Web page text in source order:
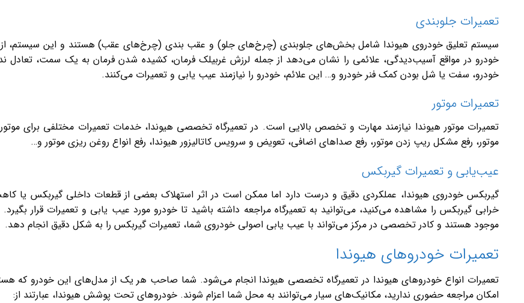
تعمیرات جلوبندی
سیستم تعلیق خودروی هیوندا شامل بخش‌های جلوبندی (چرخ‌های جلو) و عقب بندی (چرخ‌های عقب) هستند و این سیستم،
خودرو در مواقع آسیب‌دیدگی، علائمی را نشان می‌دهد از جمله لرزش غربیلک فرمان، کشیده شدن فرمان به یک سمت، تعادل
خودرو، سفت یا شل بودن کمک فنر خودرو و… این علائم، خودرو را نیازمند عیب یابی و تعمیرات می‌کنند.
تعمیرات موتور
تعمیرات موتور هیوندا نیازمند مهارت و تخصص بالایی است. در تعمیرگاه تخصصی هیوندا، خدمات تعمیرات مختلفی برای
موتور، رفع مشکل ریپ زدن موتور، رفع صداهای اضافی، تعویض و سرویس کاتالیزور هیوندا، رفع انواع روغن ریزی موتور و…
عیب‌یابی و تعمیرات گیربکس
گیربکس خودروی هیوندا، عملکردی دقیق و درست دارد اما ممکن است در اثر استهلاک بعضی از قطعات داخلی گیربکس یا
خرابی گیربکس را مشاهده می‌کنید، می‌توانید به تعمیرگاه مراجعه داشته باشید تا خودرو مورد عیب یابی و تعمیرات قرار
موجود هستند و کادر تخصصی در مرکز می‌تواند با عیب یابی اصولی خودروی شما، تعمیرات گیربکس را به شکل دقیق انجام دهد.
تعمیرات خودروهای هیوندا
تعمیرات انواع خودروهای هیوندا در تعمیرگاه تخصصی هیوندا انجام می‌شود. شما صاحب هر یک از مدل‌های این خودرو که
امکان مراجعه حضوری ندارید، مکانیک‌های سیار می‌توانند به محل شما اعزام شوند. خودروهای تحت پوشش هیوندا، عبارتند از: